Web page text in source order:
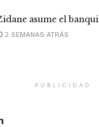
asume el
2 SEMANAS ATRÁS
PUBLICIDAD